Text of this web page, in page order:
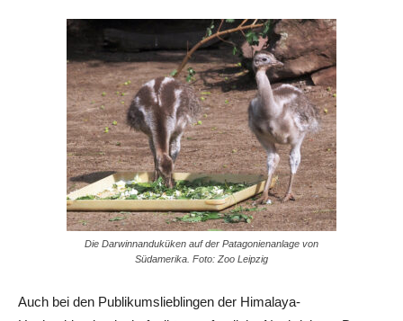
Die Darwinnanduküken auf der Patagonienanlage von
Südamerika. Foto: Zoo Leipzig
Auch bei den Publikumslieblingen der Himalaya-